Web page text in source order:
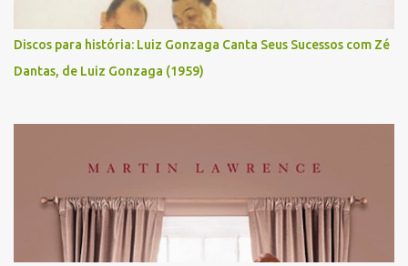
Discos para história: Luiz Gonzaga Canta Seus Sucessos com Zé
Dantas, de Luiz Gonzaga (1959)